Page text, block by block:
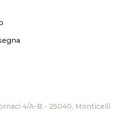
4/A-B - 25040, Monticelli